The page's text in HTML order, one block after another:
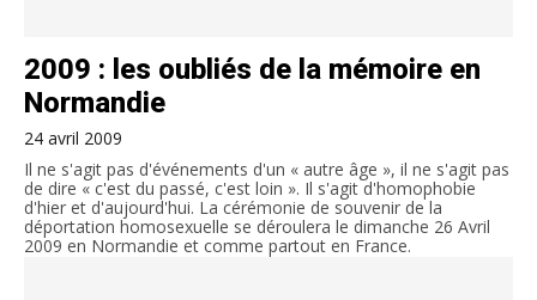
2009 : les oubliés de la mémoire en
Normandie
24 avril 2009
Il ne s'agit pas d'événements d'un « autre âge », il ne s'agit pas
de dire « c'est du passé, c'est loin ». Il s'agit d'homophobie
d'hier et d'aujourd'hui. La cérémonie de souvenir de la
déportation homosexuelle se déroulera le dimanche 26 Avril
2009 en Normandie et comme partout en France.